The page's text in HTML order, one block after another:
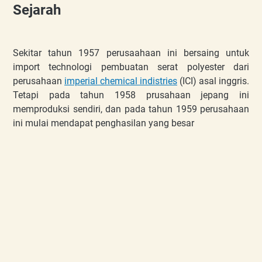
Sejarah
Sekitar tahun 1957 perusaahaan ini bersaing untuk
import technologi pembuatan serat polyester dari
perusahaan imperial chemical indistries (ICI) asal inggris.
Tetapi pada tahun 1958 prusahaan jepang ini
memproduksi sendiri, dan pada tahun 1959 perusahaan
ini mulai mendapat penghasilan yang besar